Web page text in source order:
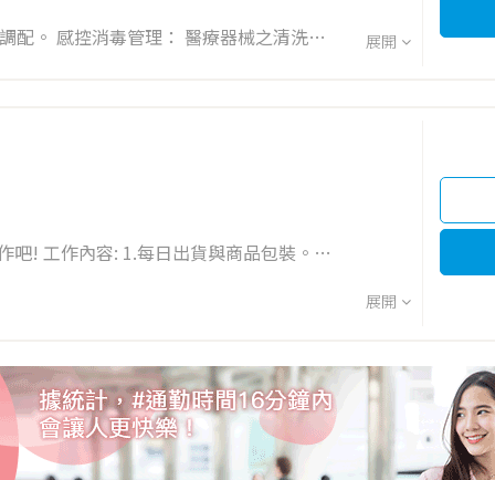
之清洗、
有成長。 【工作時段與排
展開
裝。 2.
5.倉管相關作業執行與主管交辦事項。
貨key單作業， 採循序漸進式的安排。
展開